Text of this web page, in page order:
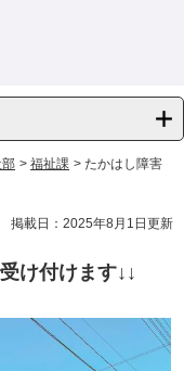
> 福祉課 > たかはし障害
掲載日：2025年8月1日更新
け付けます↓↓